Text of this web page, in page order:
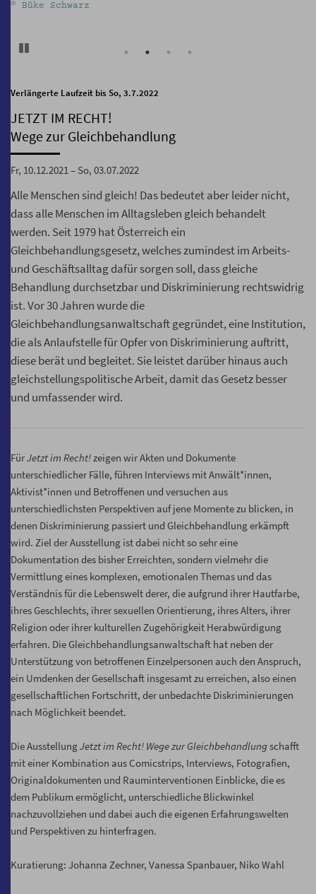
© Büke Schwarz
Verlängerte Laufzeit bis So, 3.7.2022
JETZT IM RECHT!
Wege zur Gleichbehandlung
Fr, 10.12.2021 – So, 03.07.2022
Alle Menschen sind gleich! Das bedeutet aber leider nicht,
dass alle Menschen im Alltagsleben gleich behandelt
werden. Seit 1979 hat Österreich ein
Gleichbehandlungsgesetz, welches zumindest im Arbeits-
und Geschäftsalltag dafür sorgen soll, dass gleiche
Behandlung durchsetzbar und Diskriminierung rechtswidrig
ist. Vor 30 Jahren wurde die
Gleichbehandlungsanwaltschaft gegründet, eine Institution,
die als Anlaufstelle für Opfer von Diskriminierung auftritt,
diese berät und begleitet. Sie leistet darüber hinaus auch
gleichstellungspolitische Arbeit, damit das Gesetz besser
und umfassender wird.
FürJetzt im Recht!zeigen wir Akten und Dokumente
unterschiedlicher Fälle, führen Interviews mit Anwält*innen,
Aktivist*innen und Betroffenen und versuchen aus
unterschiedlichsten Perspektiven auf jene Momente zu blicken, in
denen Diskriminierung passiert und Gleichbehandlung erkämpft
wird. Ziel der Ausstellung ist dabei nicht so sehr eine
Dokumentation des bisher Erreichten, sondern vielmehr die
Vermittlung eines komplexen, emotionalen Themas und das
Verständnis für die Lebenswelt derer, die aufgrund ihrer Hautfarbe,
ihres Geschlechts, ihrer sexuellen Orientierung, ihres Alters, ihrer
Religion oder ihrer kulturellen Zugehörigkeit Herabwürdigung
erfahren. Die Gleichbehandlungsanwaltschaft hat neben der
Unterstützung von betroffenen Einzelpersonen auch den Anspruch,
ein Umdenken der Gesellschaft insgesamt zu erreichen, also einen
gesellschaftlichen Fortschritt, der unbedachte Diskriminierungen
nach Möglichkeit beendet.
Die AusstellungJetzt im Recht! Wege zur Gleichbehandlungschafft
mit einer Kombination aus Comicstrips, Interviews, Fotografien,
Originaldokumenten und Rauminterventionen Einblicke, die es
dem Publikum ermöglicht, unterschiedliche Blickwinkel
nachzuvollziehen und dabei auch die eigenen Erfahrungswelten
und Perspektiven zu hinterfragen.
Kuratierung: Johanna Zechner, Vanessa Spanbauer, Niko Wahl